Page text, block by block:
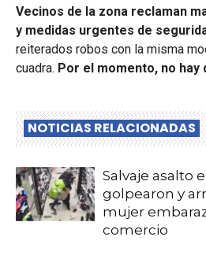
Vecinos de la zona reclaman
y medidas urgentes de
reiterados robos con la misma
cuadra. Por el momento, no hay
NOTICIAS RELACIONADAS
Salvaje asalto
golpearon y
mujer
comercio